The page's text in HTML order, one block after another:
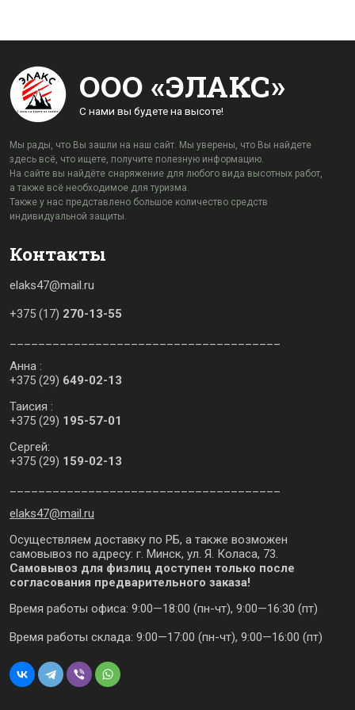
ООО «ЭЛАКС»
С нами вы будете на высоте!
Мы рады, что Вы зашли на наш сайт. Мы уверены, что Вы найдете
здесь всё, что ищете, получите полезную информацию.
На сайте вы найдёте снаряжение для любого вида высотных работ,
а также всё необходимое для туризма.
Также у нас представлено большое количество средств
индивидуальной защиты.
Контакты
elaks47@mail.ru
+375 (17) 270-13-55
Анна :
+375 (29) 649-02-13
Таисия :
+375 (29) 195-57-01
Сергей:
+375 (29) 159-02-13
elaks47@mail.ru
Осуществляем доставку по РБ, а также возможен
самовывоз по адресу: г. Минск, ул. Я. Коласа, 73.
Самовывоз для физлиц доступен только после
согласования предварительного заказа!
Время работы офиса: 9:00—18:00 (пн-чт), 9:00—16:30 (пт)
Время работы склада: 9:00—17:00 (пн-чт), 9:00—16:00 (пт)